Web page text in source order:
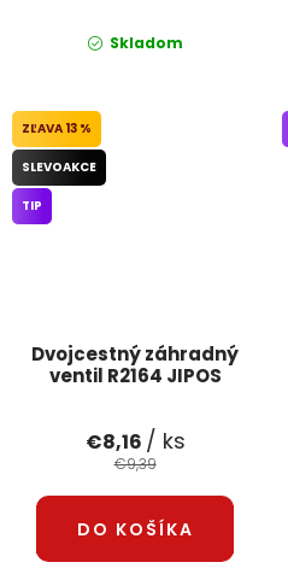
Skladom
Dvojcestný záhradný
ventil R2164 JIPOS
13 %
SLEVOAKCE
TIP
€8,16 / ks
€9,39
DO KOŠÍKA